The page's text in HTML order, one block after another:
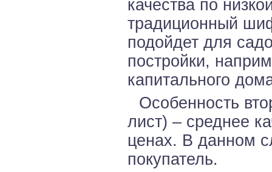
качества по
традиционный
подойдет для
постройки,
капитального
Особенность
лист) – среднее
ценах. В данном
покупатель.